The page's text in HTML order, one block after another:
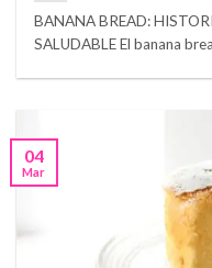
BANANA BREAD:
SALUDABLE El banana
04
Mar